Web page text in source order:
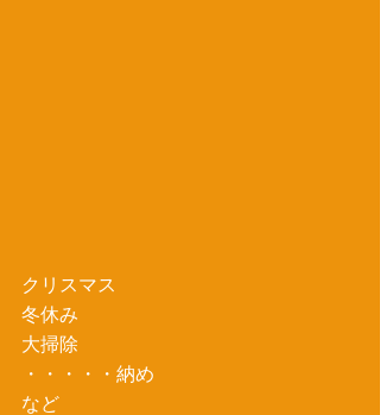
クリスマス
冬休み
大掃除
・・・・・納め
など